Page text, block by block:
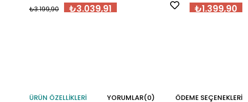
₺3.039,91
₺3.199,90 ₺1.399,90
ÜRÜN ÖZELLIKLERI YORUMLAR(0) ÖDEME SEÇENEKLERI